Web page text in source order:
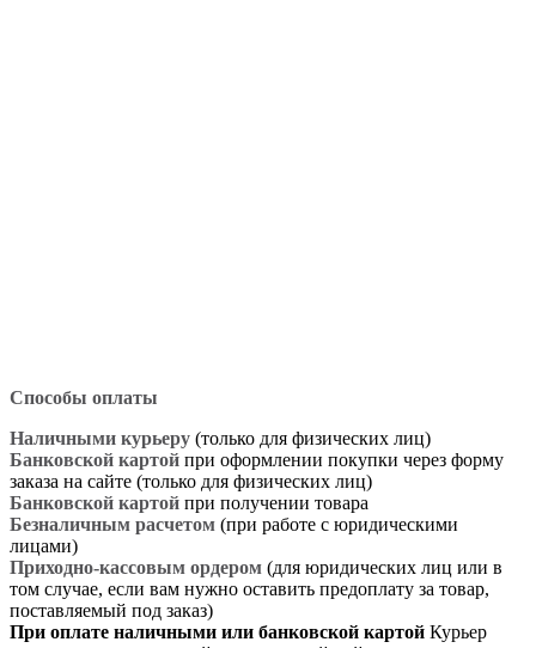
Способы оплаты
Наличными курьеру (только для физических лиц)
Банковской картой при оформлении покупки через форму
заказа на сайте (только для физических лиц)
Банковской картой при получении товара
Безналичным расчетом (при работе с юридическими
лицами)
Приходно-кассовым ордером (для юридических лиц или в
том случае, если вам нужно оставить предоплату за товар,
поставляемый под заказ)
При оплате наличными или банковской картой Курьер